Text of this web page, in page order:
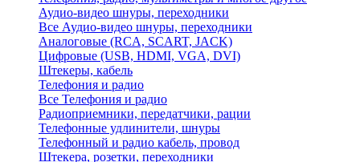
Аудио-видео шнуры, переходники
Все Аудио-видео шнуры, переходники
Аналоговые (RCA, SCART, JACK)
Цифровые (USB, HDMI, VGA, DVI)
Штекеры, кабель
Телефония и радио
Все Телефония и радио
Радиоприемники, передатчики, рации
Телефонные удлинители, шнуры
Телефонный и радио кабель, провод
Штекера, розетки, переходники